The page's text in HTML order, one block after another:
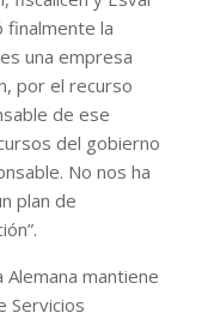
finalmente la
una empresa
por el recurso
de ese
del gobierno
No nos ha
plan de
Alemana mantiene
Servicios